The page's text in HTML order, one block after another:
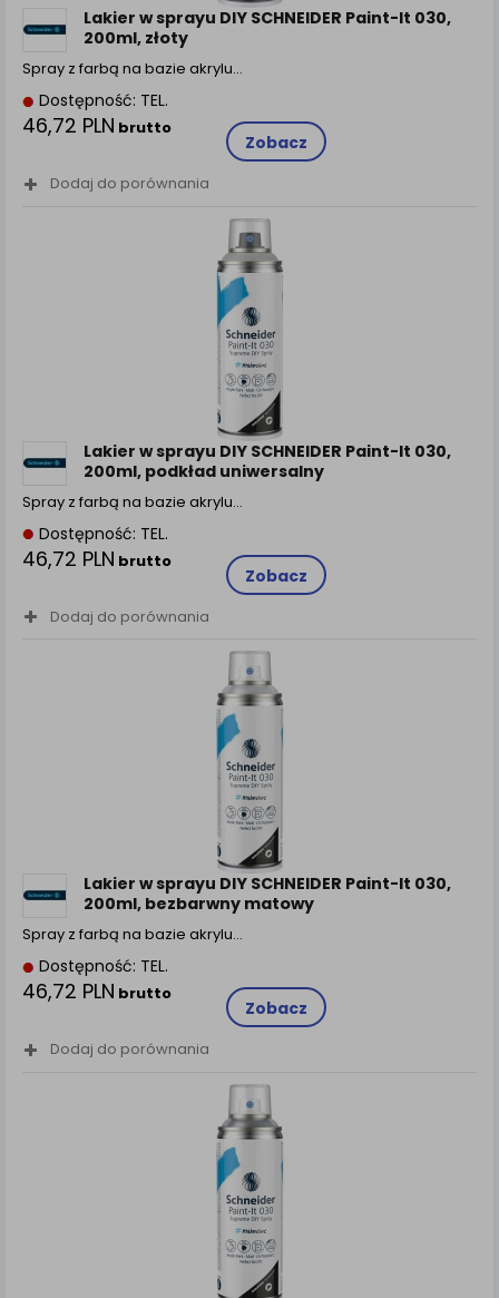
Lakier w sprayu DIY SCHNEIDER Paint-It 030,
200ml, złoty
Spray z farbą na bazie akrylu…
Dostępność: TEL.
46,72 PLN brutto
Zobacz
Dodaj do porównania
Lakier w sprayu DIY SCHNEIDER Paint-It 030,
200ml, podkład uniwersalny
Spray z farbą na bazie akrylu…
Dostępność: TEL.
46,72 PLN brutto
Zobacz
Dodaj do porównania
Lakier w sprayu DIY SCHNEIDER Paint-It 030,
200ml, bezbarwny matowy
Spray z farbą na bazie akrylu…
Dostępność: TEL.
46,72 PLN brutto
Zobacz
Dodaj do porównania